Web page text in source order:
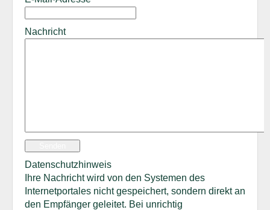
Nachricht
Datenschutzhinweis
Ihre Nachricht wird von den Systemen des
Internetportales nicht gespeichert, sondern direkt an
den Empfänger geleitet. Bei unrichtig